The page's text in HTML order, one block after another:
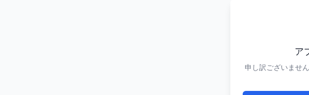
ア
申し訳ございませ